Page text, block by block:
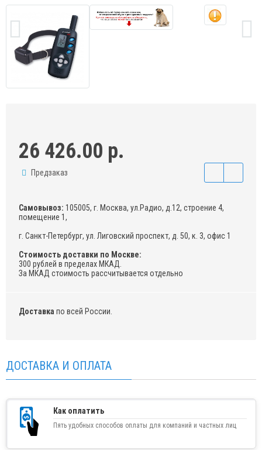
26 426.00 р.
Предзаказ
Самовывоз: 105005, г. Москва, ул.Радио, д.12, строение 4,
помещение 1,
г. Санкт-Петербург, ул. Лиговский проспект, д. 50, к. 3, офис 1
Стоимость доставки по Москве:
300 рублей в пределах МКАД.
За МКАД стоимость рассчитывается отдельно
Доставка по всей России.
ДОСТАВКА И ОПЛАТА
Как оплатить
Пять удобных способов оплаты для компаний и частных лиц